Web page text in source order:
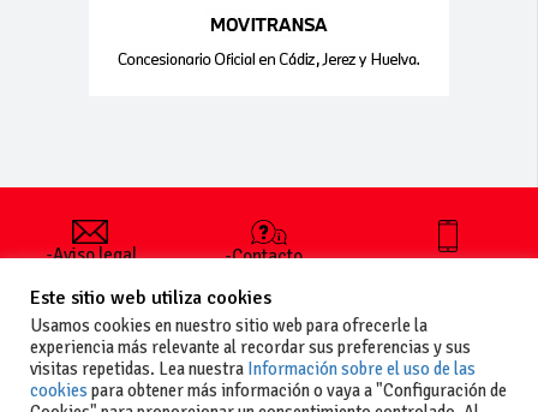
-Aviso legal
generales
de uso
-Política de
privacidad
-Política de
-Contacto
publicar un
anuncio
-Vende+
+34 627 35
Este sitio web utiliza cookies
Usamos cookies en nuestro sitio web para ofrecerle la
experiencia más relevante al recordar sus preferencias y sus
visitas repetidas. Lea nuestra Información sobre el uso de las
cookies para obtener más información o vaya a "Configuración de